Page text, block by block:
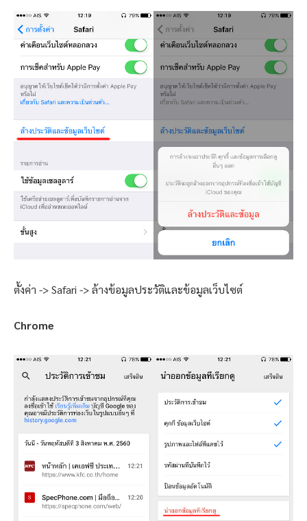
ตั้งค่า -> Safari -> ล้างข้อมูลประวัติและข้อมูลเว็บไซต์
Chrome